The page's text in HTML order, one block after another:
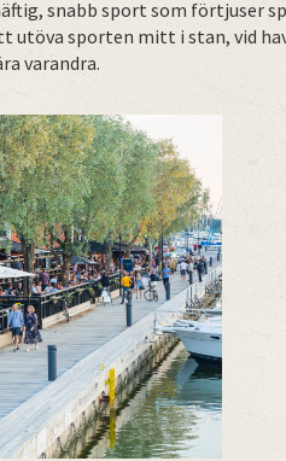
snabb sport som förtjuser
utöva sporten mitt i stan, vid
varandra.